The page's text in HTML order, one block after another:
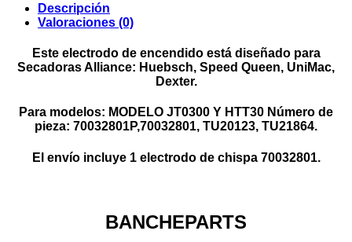
Descripción
Valoraciones (0)
Este electrodo de encendido está diseñado para
Secadoras Alliance: Huebsch, Speed ​​Queen, UniMac,
Dexter.
Para modelos: MODELO JT0300 Y HTT30 Número de
pieza: 70032801P,70032801, TU20123, TU21864.
El envío incluye 1 electrodo de chispa 70032801.
BANCHEPARTS